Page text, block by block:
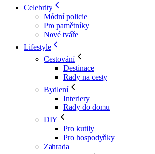
Celebrity
Módní policie
Pro pamětníky
Nové tváře
Lifestyle
Cestování
Destinace
Rady na cesty
Bydlení
Interiery
Rady do domu
DIY
Pro kutily
Pro hospodyňky
Zahrada